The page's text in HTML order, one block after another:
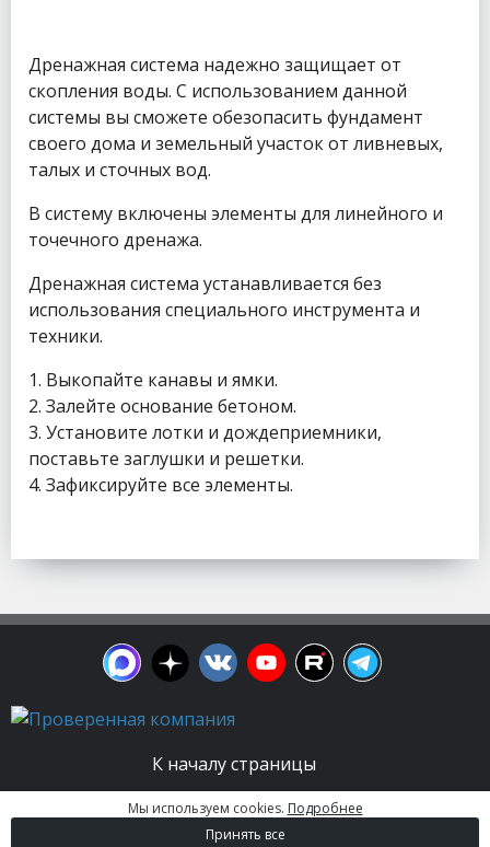
Дренажная система надежно защищает от
скопления воды. С использованием данной
системы вы сможете обезопасить фундамент
своего дома и земельный участок от ливневых,
талых и сточных вод.
В систему включены элементы для линейного и
точечного дренажа.
Дренажная система устанавливается без
использования специального инструмента и
техники.
1. Выкопайте канавы и ямки.
2. Залейте основание бетоном.
3. Установите лотки и дождеприемники,
поставьте заглушки и решетки.
4. Зафиксируйте все элементы.
К началу страницы
© 2003 - 2026. Апельсин group | Группа
строительных компаний Все права защищены.
Мы используем cookies. Подробнее
Принять все